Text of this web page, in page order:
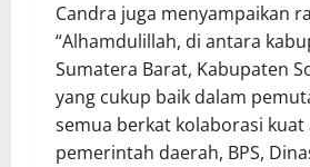
Candra juga menyampaikan
“Alhamdulillah, di antara
Sumatera Barat, Kabupaten
yang cukup baik dalam
semua berkat kolaborasi kuat
pemerintah daerah, BPS,